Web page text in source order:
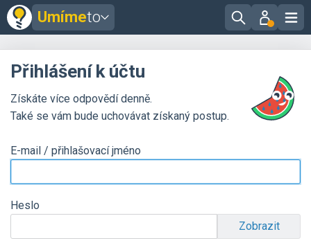
Umímeto
Přihlášení k účtu
Získáte více odpovědí denně.
Také se vám bude uchovávat získaný postup.
E-mail / přihlašovací jméno
Heslo
Zobrazit